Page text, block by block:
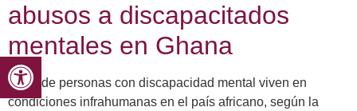
Abrir barra de herramientas
abusos a discapacitados
mentales en Ghana
Miles de personas con discapacidad mental viven en
condiciones infrahumanas en el país africano, según la